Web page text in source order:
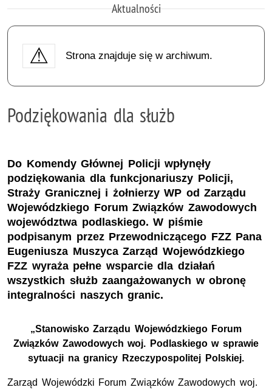
Aktualności
Strona znajduje się w archiwum.
Podziękowania dla służb
Do Komendy Głównej Policji wpłynęły
podziękowania dla funkcjonariuszy Policji,
Straży Granicznej i żołnierzy WP od Zarządu
Wojewódzkiego Forum Związków Zawodowych
województwa podlaskiego. W piśmie
podpisanym przez Przewodniczącego FZZ Pana
Eugeniusza Muszyca Zarząd Wojewódzkiego
FZZ wyraża pełne wsparcie dla działań
wszystkich służb zaangażowanych w obronę
integralności naszych granic.
„Stanowisko Zarządu Wojewódzkiego Forum
Związków Zawodowych woj. Podlaskiego w sprawie
sytuacji na granicy Rzeczypospolitej Polskiej.
Zarząd Wojewódzki Forum Związków Zawodowych woj.